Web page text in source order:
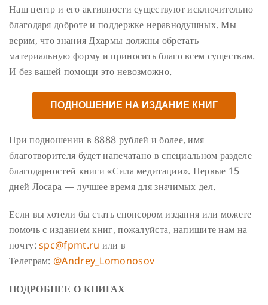
Наш центр и его активности существуют исключительно
благодаря доброте и поддержке неравнодушных. Мы
верим, что знания Дхармы должны обретать
материальную форму и приносить благо всем существам.
И без вашей помощи это невозможно.
ПОДНОШЕНИЕ НА ИЗДАНИЕ КНИГ
При подношении в 8888 рублей и более, имя
благотворителя будет напечатано в специальном разделе
благодарностей книги «Сила медитации». Первые 15
дней Лосара — лучшее время для значимых дел.
Если вы хотели бы стать спонсором издания или можете
помочь с изданием книг, пожалуйста, напишите нам на
почту:spc@fpmt.ru или в
Телеграм: @Andrey_Lomonosov
ПОДРОБНЕЕ О КНИГАХ